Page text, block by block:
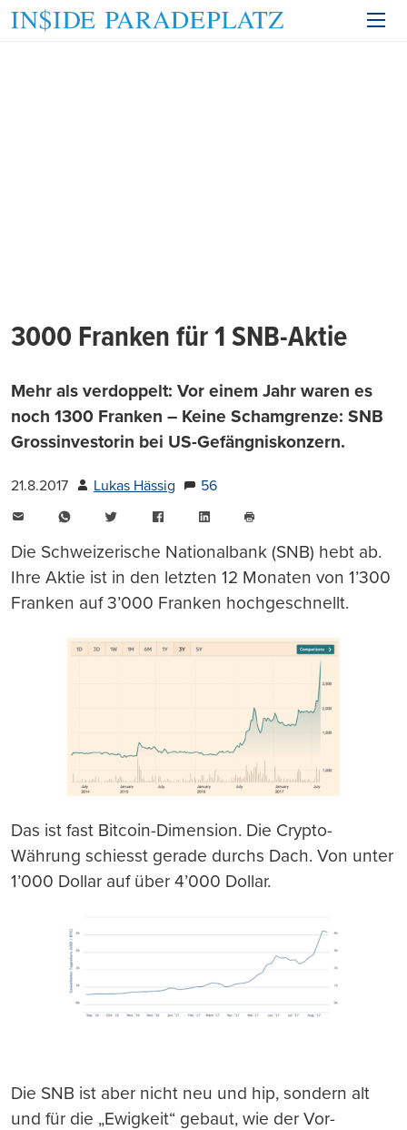
3000 Franken für 1 SNB-Aktie
Mehr als verdoppelt: Vor einem Jahr waren es
noch 1300 Franken – Keine Schamgrenze: SNB
Grossinvestorin bei US-Gefängniskonzern.
21.8.2017 Lukas Hässig
56
WhatsAppTwitter FacebookLinkedIn
drucken
Die Schweizerische Nationalbank (SNB) hebt ab.
Ihre Aktie ist in den letzten 12 Monaten von 1’300
Franken auf 3’000 Franken hochgeschnellt.
Das ist fast Bitcoin-Dimension. Die Crypto-
Währung schiesst gerade durchs Dach. Von unter
1’000 Dollar auf über 4’000 Dollar.
Die SNB ist aber nicht neu und hip, sondern alt
und für die „Ewigkeit“ gebaut, wie der Vor-